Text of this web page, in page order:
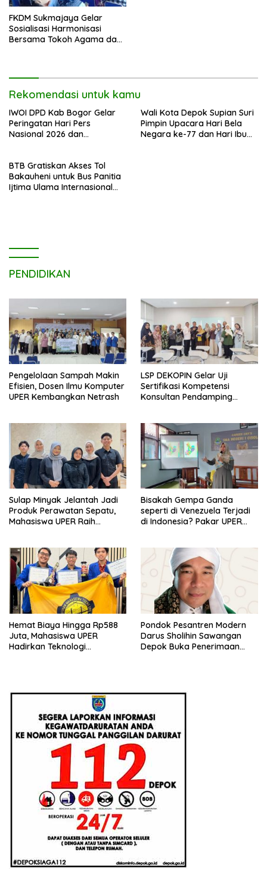
FKDM Sukmajaya Gelar
Sosialisasi Harmonisasi
Bersama Tokoh Agama dan
Rekomendasi untuk kamu
IWOI DPD Kab Bogor Gelar
Peringatan Hari Pers
Nasional 2026 dan
Wali Kota Depok Supian Suri
Pimpin Upacara Hari Bela
Negara ke-77 dan Hari Ibu
BTB Gratiskan Akses Tol
Bakauheni untuk Bus Panitia
Ijtima Ulama Internasional
PENDIDIKAN
Pengelolaan Sampah Makin
Efisien, Dosen Ilmu Komputer
UPER Kembangkan Netrash
LSP DEKOPIN Gelar Uji
Sertifikasi Kompetensi
Konsultan Pendamping
Sulap Minyak Jelantah Jadi
Produk Perawatan Sepatu,
Mahasiswa UPER Raih
Bisakah Gempa Ganda
seperti di Venezuela Terjadi
di Indonesia? Pakar UPER
Hemat Biaya Hingga Rp588
Juta, Mahasiswa UPER
Hadirkan Teknologi
Pondok Pesantren Modern
Darus Sholihin Sawangan
Depok Buka Penerimaan